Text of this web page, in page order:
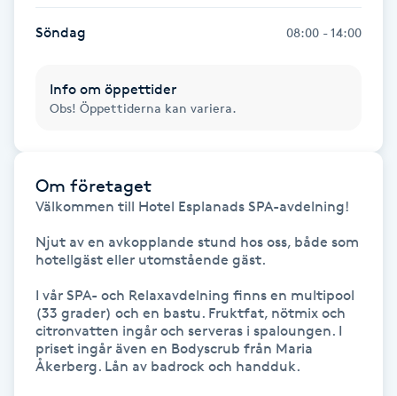
Frisör
Funktionsanalys
Föning
Gel naglar
Gelenaglar
Gellack
Söndag 08:00 - 14:00
Info om öppettider
Obs! Öppettiderna kan variera.
Om företaget
Välkommen till Hotel Esplanads SPA-avdelning!
Njut av en avkopplande stund hos oss, både som
hotellgäst eller utomstående gäst.
I vår SPA- och Relaxavdelning finns en multipool
(33 grader) och en bastu. Fruktfat, nötmix och
citronvatten ingår och serveras i spaloungen. I
priset ingår även en Bodyscrub från Maria
Åkerberg. Lån av badrock och handduk.